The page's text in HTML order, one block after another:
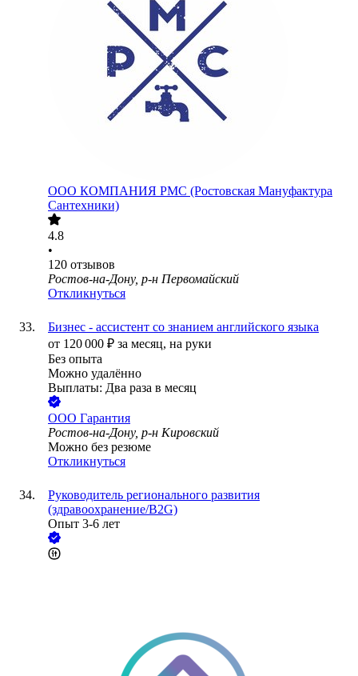
ООО КОМПАНИЯ РМС (Ростовская Мануфактура
Сантехники)
4.8
•
120 отзывов
Ростов-на-Дону, р-н Первомайский
Откликнуться
Бизнес - ассистент со знанием английского языка
от 120 000 ₽ за месяц, на руки
Без опыта
Можно удалённо
Выплаты: Два раза в месяц
ООО Гарантия
Ростов-на-Дону, р-н Кировский
Можно без резюме
Откликнуться
Руководитель регионального развития
(здравоохранение/B2G)
Опыт 3-6 лет